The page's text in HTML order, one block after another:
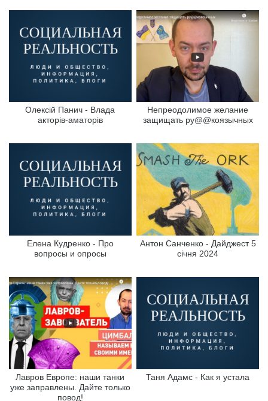
Олексій Панич - Влада
акторів-аматорів
Непреодолимое желание
защищать ру@@коязычных
Елена Кудренко - Про
вопросы и опросы
Антон Санченко - Дайджест 5
січня 2024
Лавров Европе: наши танки
уже заправлены. Дайте только
повод!
Таня Адамс - Как я устала